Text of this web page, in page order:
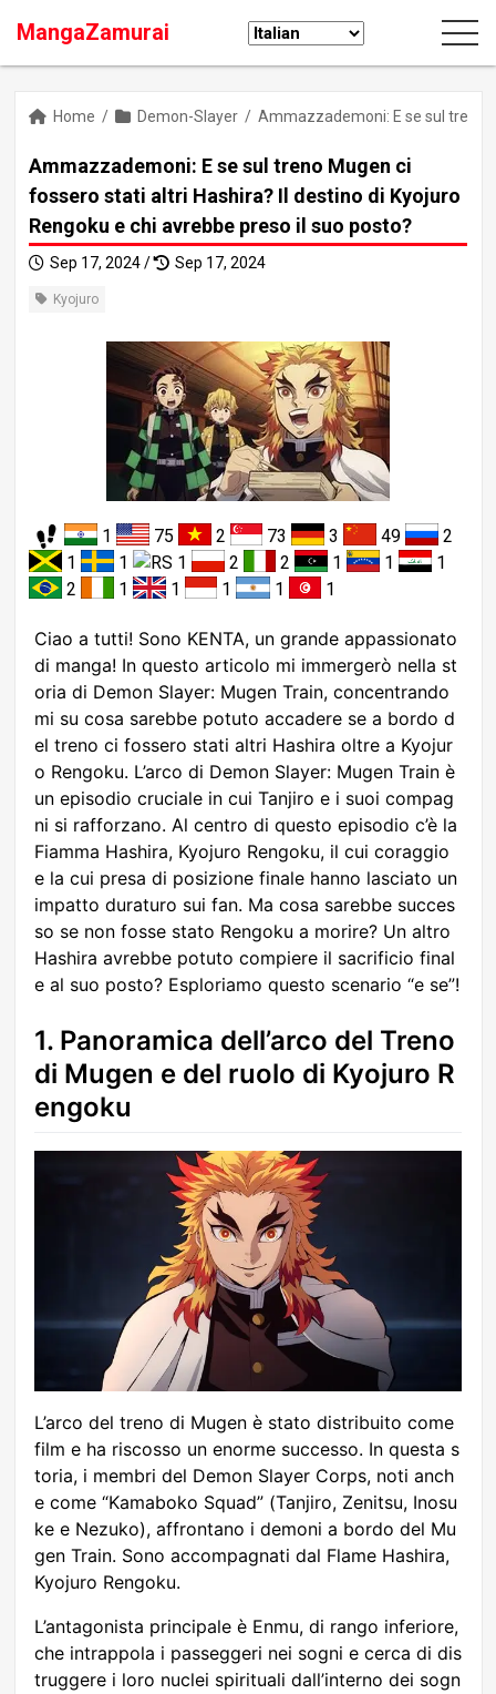
MangaZamurai
Home / Demon-Slayer / Ammazzademoni: E se sul treno
Ammazzademoni: E se sul treno Mugen ci
fossero stati altri Hashira? Il destino di Kyojuro
Rengoku e chi avrebbe preso il suo posto?
Sep 17, 2024 / Sep 17, 2024
Kyojuro
1 75 2 73 3 49
2
1
1 1 2 2 1 1
1
2
1 1 1 1 1
Ciao a tutti! Sono KENTA, un grande appassionato
di manga! In questo articolo mi immergerò nella st
oria di Demon Slayer: Mugen Train, concentrando
mi su cosa sarebbe potuto accadere se a bordo d
el treno ci fossero stati altri Hashira oltre a Kyojur
o Rengoku. L’arco di Demon Slayer: Mugen Train è
un episodio cruciale in cui Tanjiro e i suoi compag
ni si rafforzano. Al centro di questo episodio c’è la
Fiamma Hashira, Kyojuro Rengoku, il cui coraggio
e la cui presa di posizione finale hanno lasciato un
impatto duraturo sui fan. Ma cosa sarebbe succes
so se non fosse stato Rengoku a morire? Un altro
Hashira avrebbe potuto compiere il sacrificio final
e al suo posto? Esploriamo questo scenario “e se”!
1. Panoramica dell’arco del Treno
di Mugen e del ruolo di Kyojuro R
engoku
L’arco del treno di Mugen è stato distribuito come
film e ha riscosso un enorme successo. In questa s
toria, i membri del Demon Slayer Corps, noti anch
e come “Kamaboko Squad” (Tanjiro, Zenitsu, Inosu
ke e Nezuko), affrontano i demoni a bordo del Mu
gen Train. Sono accompagnati dal Flame Hashira,
Kyojuro Rengoku.
L’antagonista principale è Enmu, di rango inferiore,
che intrappola i passeggeri nei sogni e cerca di dis
truggere i loro nuclei spirituali dall’interno dei sogn